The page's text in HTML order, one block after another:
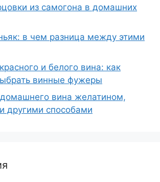
из самогона в домашних
в чем разница между этими
и белого вина: как
винные фужеры
вина желатином,
другими способами